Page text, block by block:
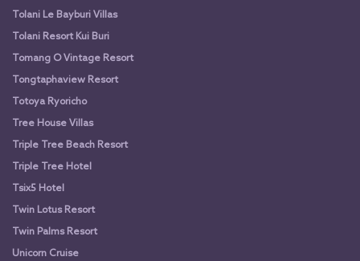
Tolani Le Bayburi Villas
Tolani Resort Kui Buri
Tomang O Vintage Resort
Tongtaphaview Resort
Totoya Ryoricho
Tree House Villas
Triple Tree Beach Resort
Triple Tree Hotel
Tsix5 Hotel
Twin Lotus Resort
Twin Palms Resort
Unicorn Cruise